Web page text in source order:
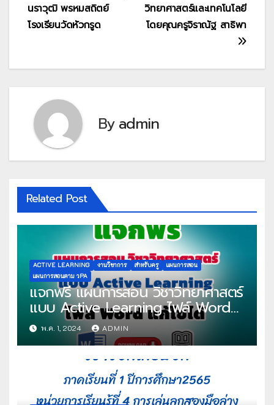
วิทยาศาสตร์และเทคโนโลยี
โดยคุณครูจิราณัฐ สาธิพา
นราวุฒิ พรหมสถิตย์
โรงเรียนวัดหัวกรูด
Byadmin
Related Post
ACTIVE LEARNING งานวิชาการ สำหรับครู
แผนการสอน
แผนการสอนตาม วPA
แจกฟรี แผนการสอน วิชาวิทยาศาสตร์
แบบ Active Learning ไฟล์ Word
แก้ไขได้
พ.ค. 1, 2024 ADMIN